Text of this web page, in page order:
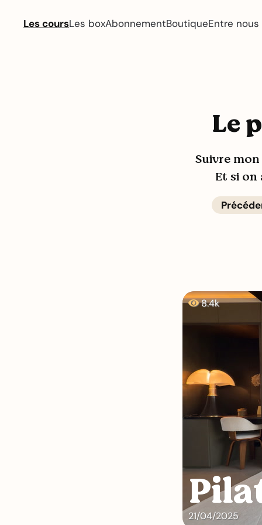
Les coursLes boxAbonnementBoutiqueEntre nous
Le
Suivre
Et si on
21/04/2025
8.4k